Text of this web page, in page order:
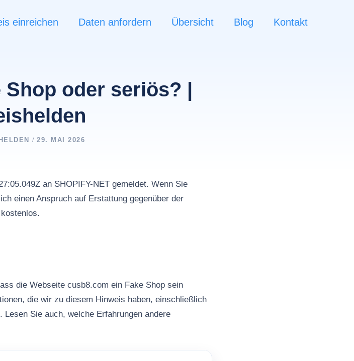
einreichen Daten anfordern Übersicht Blog Kontakt
oder seriös? |
/ 29. MAI 2026
an SHOPIFY-NET gemeldet. Wenn Sie
einen Anspruch auf Erstattung gegenüber der
die Webseite cusb8.com ein Fake Shop sein
die wir zu diesem Hinweis haben, einschließlich
Sie auch, welche Erfahrungen andere